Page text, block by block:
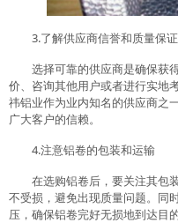
3.了解供应商信誉和质量保证
选择可靠的供应商是确保获
价、咨询其他用户或者进行实地
祎铝业作为业内知名的供应商之
广大客户的信赖。
4.注意铝卷的包装和运输
在选购铝卷后，要关注其包
不受损，避免出现质量问题。同
压，确保铝卷完好无损地到达目的